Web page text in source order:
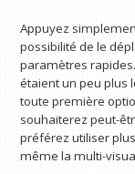
Appuyez
possibilité de le
paramètres
étaient un peu plus
toute première
souhaiterez peut-
préférez utiliser
même la multi-